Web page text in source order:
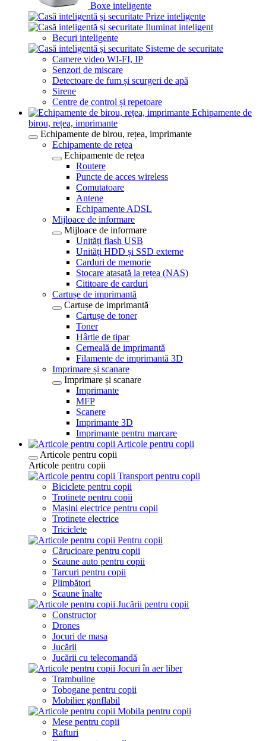
Boxe inteligente
Prize inteligente
Iluminat inteligent
Becuri inteligente
Sisteme de securitate
Camere video WI-FI, IP
Senzori de miscare
Detectoare de fum și scurgeri de apă
Sirene
Centre de control și repetoare
Echipamente de
birou, rețea, imprimante
Echipamente de birou, rețea, imprimante
Echipamente de rețea
Echipamente de rețea
Routere
Puncte de acces wireless
Comutatoare
Antene
Echipamente ADSL
Mijloace de informare
Mijloace de informare
Unități flash USB
Unități HDD și SSD externe
Carduri de memorie
Stocare atașată la rețea (NAS)
Cititoare de carduri
Cartușe de imprimantă
Cartușe de imprimantă
Cartușe de toner
Toner
Hârtie de tipar
Cerneală de imprimantă
Filamente de imprimantă 3D
Imprimare și scanare
Imprimare și scanare
Imprimante
MFP
Scanere
Imprimante 3D
Imprimante pentru marcare
Articole pentru copii
Articole pentru copii
Articole pentru copii
Transport pentru copii
Biciclete pentru copii
Trotinete pentru copii
Mașini electrice pentru copii
Trotinete electrice
Triciclete
Pentru copii
Cărucioare pentru copii
Scaune auto pentru copii
Tarcuri pentru copii
Plimbători
Scaune înalte
Jucării pentru copii
Constructor
Drones
Jocuri de masa
Jucării
Jucării cu telecomandă
Jocuri în aer liber
Trambuline
Tobogane pentru copii
Mobilier gonflabil
Mobila pentru copii
Mese pentru copii
Rafturi